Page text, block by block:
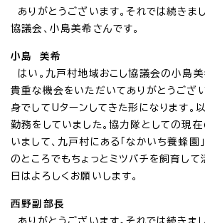
ありがとうございます。それでは続きま
協議会、小島美希さんです。
小島 美希
はい。九戸村地域おこし協議会の小島美
貴重な機会をいただいてありがとうござ
身でしてUターンしてきた形になります。
勤務をしていました。協力隊としての現
いまして、九戸村にある「なかいち養蜂園
のところでもちょっとミツバチを飼育して
日はよろしくお願いします。
西野副部長
ありがとうございます。それでは続きま